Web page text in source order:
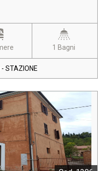
1 Bagni
STAZIONE